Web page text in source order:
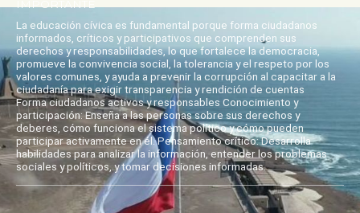
La educación cívica es fundamental porque forma ciudadanos
informados, críticos y participativos que comprenden sus
derechos y responsabilidades, lo que fortalece la democracia,
promueve la convivencia social, la tolerancia y el respeto por los
valores comunes, y ayuda a prevenir la corrupción al capacitar a la
ciudadanía para exigir transparencia y rendición de cuentas
Forma ciudadanos activos y responsables Conocimiento y
participación: Enseña a las personas sobre sus derechos y
deberes, cómo funciona el sistema político y cómo pueden
participar activamente en él. Pensamiento crítico: Desarrolla
habilidades para analizar la información, entender los problemas
sociales y políticos, y tomar decisiones informadas.